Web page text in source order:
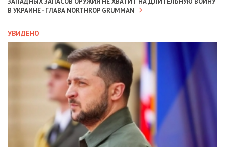
В УКРАИНЕ - ГЛАВА NORTHROP GRUMMAN
УВИДЕНО